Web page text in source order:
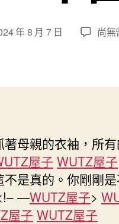
年 8 月 7 日
在
程
3
月
4
日：
全
國
尚無
母親的衣袖，所
屋子 WUTZ屋子
是真的。你剛剛
—WUTZ屋子>
屋子 WUTZ屋子